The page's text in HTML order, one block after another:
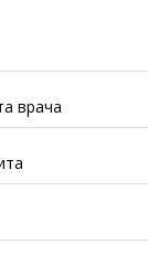
врача